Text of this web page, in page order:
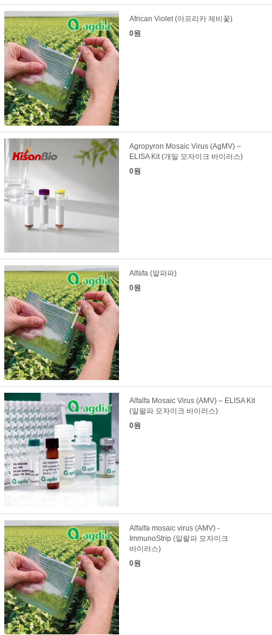
African Violet (아프리카 제비꽃)
0원
Agropyron Mosaic Virus (AgMV) –
ELISA Kit (개밀 모자이크 바이러스)
0원
Alfafa (알파파)
0원
Alfalfa Mosaic Virus (AMV) – ELISA Kit
(알팔파 모자이크 바이러스)
0원
Alfalfa mosaic virus (AMV) -
ImmunoStrip (알팔파 모자이크
바이러스)
0원